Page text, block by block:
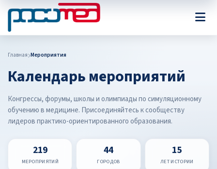
Главная Мероприятия
Календарь мероприятий
Конгрессы, форумы, школы и олимпиады по симуляционному
обучению в медицине. Присоединяйтесь к сообществу
лидеров практико-ориентированного образования.
219
МЕРОПРИЯТИЙ
44
ГОРОДОВ
15
ЛЕТ ИСТОРИИ